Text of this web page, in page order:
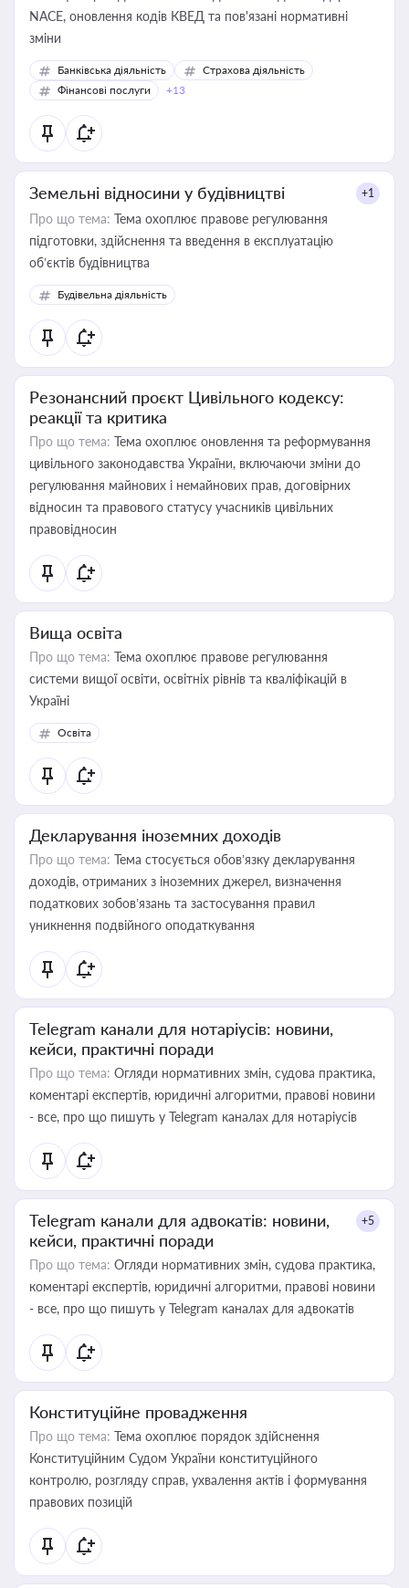
NACE, оновлення кодів КВЕД та пов'язані нормативні
зміни
Банківська діяльність
Страхова діяльність
Фінансові послуги
+13
Земельні відносини у будівництві +1
Про що тема: Тема охоплює правове регулювання
підготовки, здійснення та введення в експлуатацію
об’єктів будівництва
Будівельна діяльність
Резонансний проєкт Цивільного кодексу:
реакції та критика
Про що тема: Тема охоплює оновлення та реформування
цивільного законодавства України, включаючи зміни до
регулювання майнових і немайнових прав, договірних
відносин та правового статусу учасників цивільних
правовідносин
Вища освіта
Про що тема: Тема охоплює правове регулювання
системи вищої освіти, освітніх рівнів та кваліфікацій в
Україні
Освіта
Декларування іноземних доходів
Про що тема: Тема стосується обов’язку декларування
доходів, отриманих з іноземних джерел, визначення
податкових зобов’язань та застосування правил
уникнення подвійного оподаткування
Telegram канали для нотаріусів: новини,
кейси, практичні поради
Про що тема: Огляди нормативних змін, судова практика,
коментарі експертів, юридичні алгоритми, правові новини
- все, про що пишуть у Telegram каналах для нотаріусів
Telegram канали для адвокатів: новини,
кейси, практичні поради
+5
Про що тема: Огляди нормативних змін, судова практика,
коментарі експертів, юридичні алгоритми, правові новини
- все, про що пишуть у Telegram каналах для адвокатів
Конституційне провадження
Про що тема: Тема охоплює порядок здійснення
Конституційним Судом України конституційного
контролю, розгляду справ, ухвалення актів і формування
правових позицій